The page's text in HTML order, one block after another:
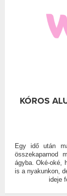
KÓROS
Egy idő után
összekaparnod
ágyba. Oké-oké,
is a nyakunkon,
ideje